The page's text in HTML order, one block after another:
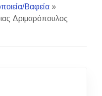
Βαφεία »
Δριμαρόπουλος